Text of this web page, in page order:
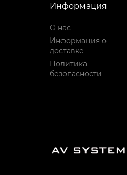
Информация
О нас
Информация о
доставке
Политика
безопасности